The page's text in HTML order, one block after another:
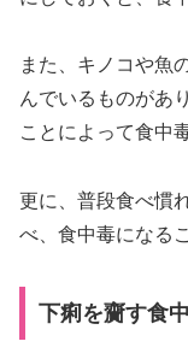
また、キノコや魚
んでいるものがあ
ことによって食中
更に、普段食べ慣
べ、食中毒になる
下痢を齎す食